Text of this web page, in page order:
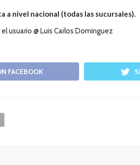
a nivel nacional (todas las sucursales).
usuario @ Luis Carlos Dominguez
FACEBOOK